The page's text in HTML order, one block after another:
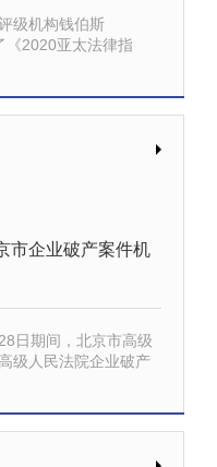
级机构钱伯斯
2020亚太法律指
市企业破产案件机
日期间，北京市高级
级人民法院企业破产